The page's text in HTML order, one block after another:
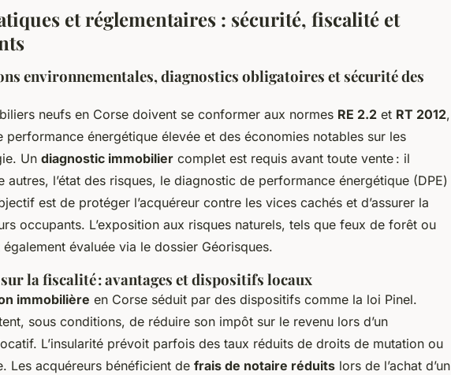
et réglementaires : sécurité, fiscalité et
environnementales, diagnostics obligatoires et sécurité des
neufs en Corse doivent se conformer aux normes RE 2.2 et RT 2012,
performance énergétique élevée et des économies notables sur les
Un diagnostic immobilier complet est requis avant toute vente : il
autres, l’état des risques, le diagnostic de performance énergétique (DPE)
est de protéger l’acquéreur contre les vices cachés et d’assurer la
occupants. L’exposition aux risques naturels, tels que feux de forêt ou
évaluée via le dossier Géorisques.
la fiscalité : avantages et dispositifs locaux
immobilière en Corse séduit par des dispositifs comme la loi Pinel.
sous conditions, de réduire son impôt sur le revenu lors d’un
L’insularité prévoit parfois des taux réduits de droits de mutation ou
Les acquéreurs bénéficient de frais de notaire réduits lors de l’achat d’un